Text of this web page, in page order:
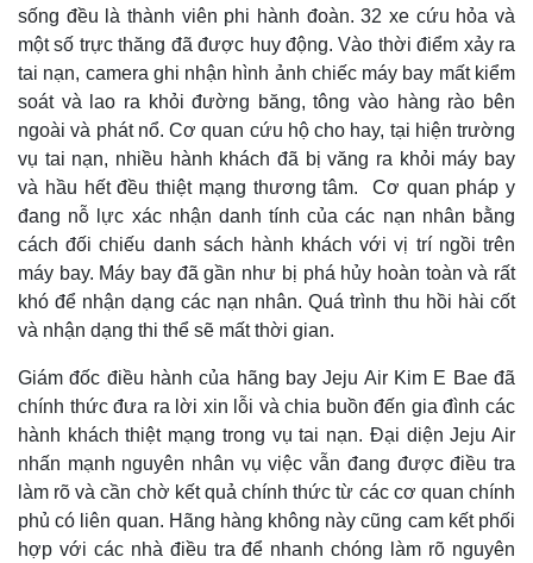
Kinh tế
Bất động sản
Khởi nghiệp
Thị trường
Giá vàng
Tiêu dùng
Tỷ giá
Chứng khoán
Giá cà phê
sống đều là thành viên phi hành đoàn. 32 xe cứu hỏa và
một số trực thăng đã được huy động. Vào thời điểm xảy ra
tai nạn, camera ghi nhận hình ảnh chiếc máy bay mất kiểm
soát và lao ra khỏi đường băng, tông vào hàng rào bên
ngoài và phát nổ. Cơ quan cứu hộ cho hay, tại hiện trường
vụ tai nạn, nhiều hành khách đã bị văng ra khỏi máy bay
và hầu hết đều thiệt mạng thương tâm. Cơ quan pháp y
đang nỗ lực xác nhận danh tính của các nạn nhân bằng
cách đối chiếu danh sách hành khách với vị trí ngồi trên
máy bay. Máy bay đã gần như bị phá hủy hoàn toàn và rất
khó để nhận dạng các nạn nhân. Quá trình thu hồi hài cốt
và nhận dạng thi thể sẽ mất thời gian.
Giám đốc điều hành của hãng bay Jeju Air Kim E Bae đã
chính thức đưa ra lời xin lỗi và chia buồn đến gia đình các
hành khách thiệt mạng trong vụ tai nạn. Đại diện Jeju Air
nhấn mạnh nguyên nhân vụ việc vẫn đang được điều tra
làm rõ và cần chờ kết quả chính thức từ các cơ quan chính
phủ có liên quan. Hãng hàng không này cũng cam kết phối
hợp với các nhà điều tra để nhanh chóng làm rõ nguyên